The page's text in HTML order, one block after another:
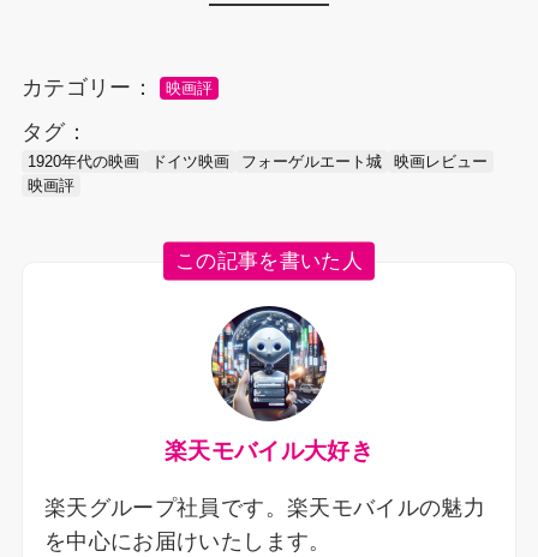
カテゴリー： 映画評
タグ：
1920年代の映画 ドイツ映画 フォーゲルエート城
映画レビュー
映画評
この記事を書いた人
楽天モバイル大好き
楽天グループ社員です。楽天モバイルの魅力
を中心にお届けいたします。